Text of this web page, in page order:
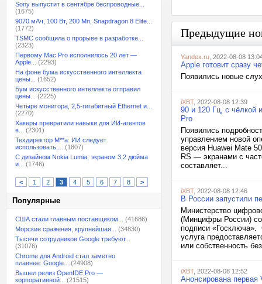
Sony выпустит в сентябре беспроводные...
(1675)
9070 мАч, 100 Вт, 200 Мп, Snapdragon 8 Elite...
(1772)
TSMC сообщила о прорыве в разработке...
(2323)
Первому Mac Pro исполнилось 20 лет —
Apple...
(2293)
На фоне бума искусственного интеллекта
цены...
(1652)
Бум искусственного интеллекта отправил
цены...
(2225)
Четыре монитора, 2,5-гигабитный Ethernet и...
(2270)
Хакеры превратили навыки для ИИ-агентов
в...
(2301)
Техдиректор M**a: ИИ следует
использовать,...
(1807)
С дизайном Nokia Lumia, экраном 3,2 дюйма
и...
(1746)
< 1 2 3 4 5 6 7 8 >
Популярные
США стали главным поставщиком...
(41686)
Морские сражения, крупнейшая...
(34830)
Тысячи сотрудников Google требуют...
(31076)
Chrome для Android стал заметно
плавнее: Google...
(24908)
Вышел релиз OpenIDE Pro —
корпоративной...
(21515)
Предыдущие
Yandex.ru , 2022-08-08
Apple готовит сразу
Появились новые
iXBT, 2022-08-08 12:39
90 и 120 Гц, с чёлкой
Pro
Появились
управлением новой
версия Huawei Mate
RS — экранами с
составляет...
iXBT, 2022-08-08 12:46
В России запустили
Министерство
(Минцифры России)
подписи «Госключа».
услуга
или собственность
iXBT, 2022-08-08 12:52
Анонсирована первая